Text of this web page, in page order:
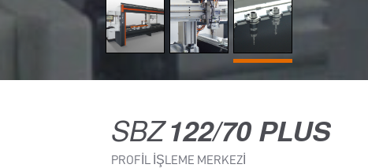
SBZ122/70 PLUS
PROFIL İŞLEME MERKEZI